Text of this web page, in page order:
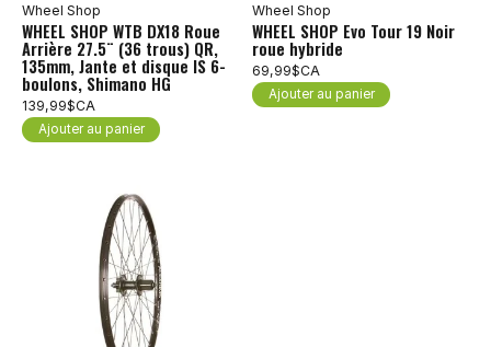
Wheel Shop
WHEEL SHOP WTB DX18 Roue
Arrière 27.5¨ (36 trous) QR,
135mm, Jante et disque IS 6-
boulons, Shimano HG
139,99$CA
Ajouter au panier
Wheel Shop
WHEEL SHOP Evo Tour 19 Noir
roue hybride
69,99$CA
Ajouter au panier